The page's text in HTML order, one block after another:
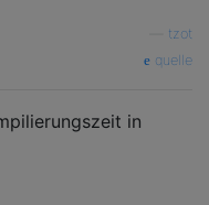
tzot
quelle
in